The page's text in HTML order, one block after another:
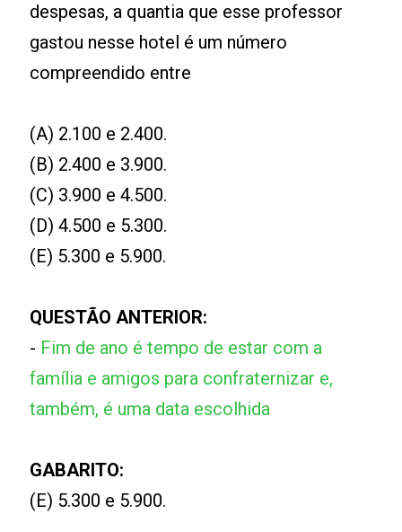
despesas, a quantia que esse professor
gastou nesse hotel é um número
compreendido entre
(A) 2.100 e 2.400.
(B) 2.400 e 3.900.
(C) 3.900 e 4.500.
(D) 4.500 e 5.300.
(E) 5.300 e 5.900.
QUESTÃO ANTERIOR:
- Fim de ano é tempo de estar com a
família e amigos para confraternizar e,
também, é uma data escolhida
GABARITO:
(E) 5.300 e 5.900.